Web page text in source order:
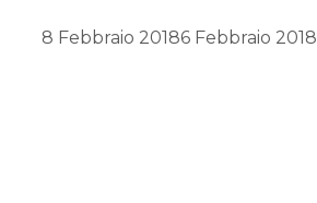
8 Febbraio 20186 Febbraio 2018